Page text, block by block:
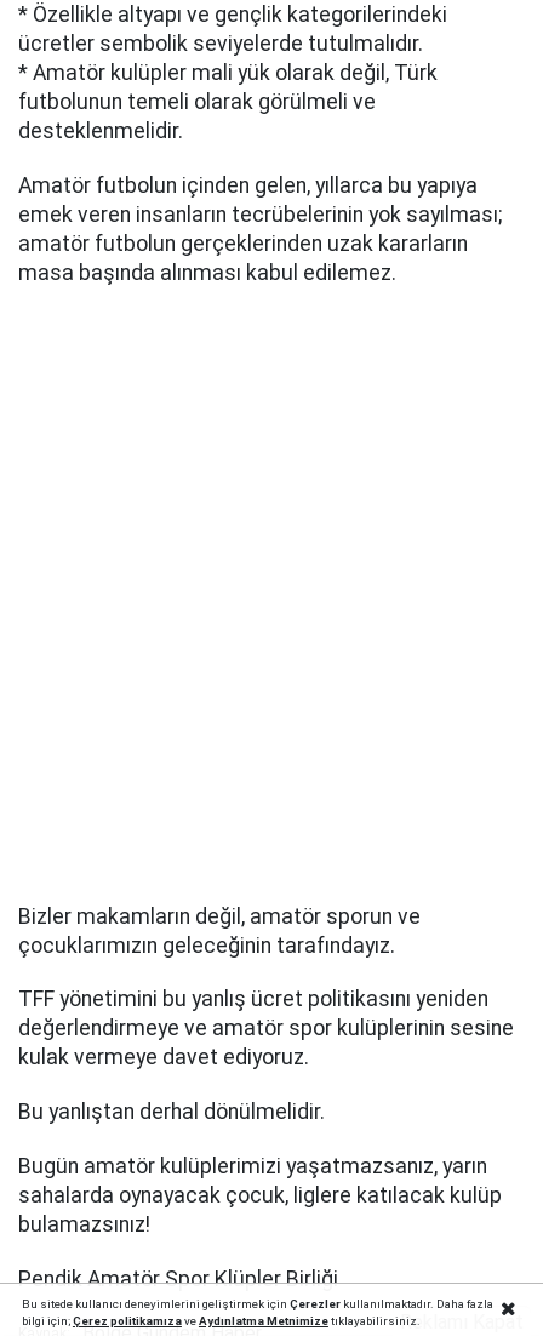
* Özellikle altyapı ve gençlik kategorilerindeki
ücretler sembolik seviyelerde tutulmalıdır.
* Amatör kulüpler mali yük olarak değil, Türk
futbolunun temeli olarak görülmeli ve
desteklenmelidir.
Amatör futbolun içinden gelen, yıllarca bu yapıya
emek veren insanların tecrübelerinin yok sayılması;
amatör futbolun gerçeklerinden uzak kararların
masa başında alınması kabul edilemez.
Bizler makamların değil, amatör sporun ve
çocuklarımızın geleceğinin tarafındayız.
TFF yönetimini bu yanlış ücret politikasını yeniden
değerlendirmeye ve amatör spor kulüplerinin sesine
kulak vermeye davet ediyoruz.
Bu yanlıştan derhal dönülmelidir.
Bugün amatör kulüplerimizi yaşatmazsanız, yarın
sahalarda oynayacak çocuk, liglere katılacak kulüp
bulamazsınız!
Pendik Amatör Spor Klüpler Birliği
Kaynak: Bölge Gündem Haber
Bu sitede kullanıcı deneyimlerini geliştirmek için Çerezlerkullanılmaktadır. Daha fazla
bilgi için;Çerez politikamızaveAydınlatma Metnimizetıklayabilirsiniz.Reklamı Kapat